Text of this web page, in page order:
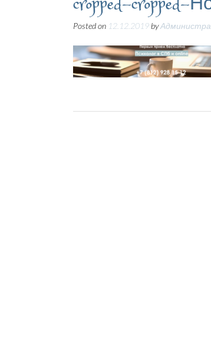
Posted on 12.12.2019 by